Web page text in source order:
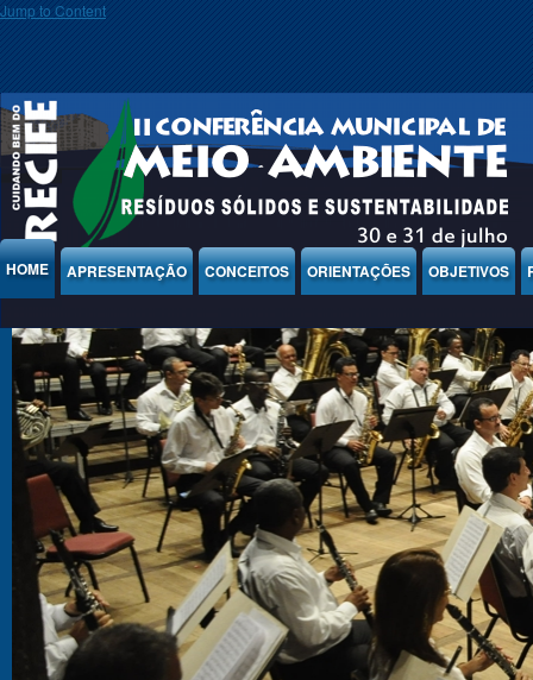
Jump to Content
HOME APRESENTAÇÃO CONCEITOS ORIENTAÇÕES OBJETIVOS